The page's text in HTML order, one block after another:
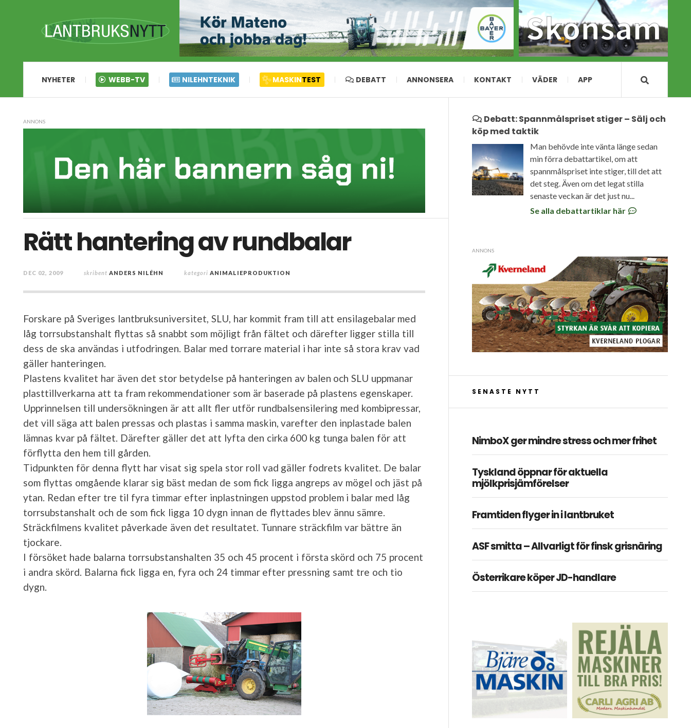
NYHETER WEBB-TV NILEHNTEKNIK MASKINTEST DEBATT ANNONSERA KONTAKT VÄDER APP
ANNONS
Rätt hantering av rundbalar
DEC 02, 2009 skribent ANDERS NILÉHN kategori ANIMALIEPRODUKTION
Forskare på Sveriges lantbruksuniversitet, SLU, har kommit fram till att ensilagebalar med
låg torrsubstanshalt flyttas så snabbt som möjligt från fältet och därefter ligger stilla till
dess de ska användas i utfodringen. Balar med torrare material i har inte så stora krav vad
gäller hanteringen.
Plastens kvalitet har även det stor betydelse på hanteringen av balen och SLU uppmanar
plasttillverkarna att ta fram rekommendationer som är baserade på plastens egenskaper.
Upprinnelsen till undersökningen är att allt fler utför rundbalsensilering med kombipressar,
det vill säga att balen pressas och plastas i samma maskin, varefter den inplastade balen
lämnas kvar på fältet. Därefter gäller det att lyfta den cirka 600 kg tunga balen för att
förflytta den hem till gården.
Tidpunkten för denna flytt har visat sig spela stor roll vad gäller fodrets kvalitet. De balar
som flyttas omgående klarar sig bäst medan de som fick ligga angreps av mögel och jäst på
ytan. Redan efter tre til fyra timmar efter inplastningen uppstod problem i balar med låg
torrsubstanshalt och de som fick ligga 10 dygn innan de flyttades blev ännu sämre.
Sträckfilmens kvalitet påverkade även det resultatet. Tunnare sträckfilm var bättre än
tjockare.
I försöket hade balarna torrsubstanshalten 35 och 45 procent i första skörd och 75 procent
i andra skörd. Balarna fick ligga en, fyra och 24 timmar efter pressning samt tre och tio
dygn.
Debatt: Spannmålspriset stiger – Sälj och
köp med taktik
Man behövde inte vänta länge sedan
min förra debattartikel, om att
spannmålspriset inte stiger, till det att
det steg. Även om det legat stilla
senaste veckan är det just nu...
Se alla debattartiklar här
ANNONS
SENASTE NYTT
NimboX ger mindre stress och mer frihet
Tyskland öppnar för aktuella
mjölkprisjämförelser
Framtiden flyger in i lantbruket
ASF smitta – Allvarligt för finsk grisnäring
Österrikare köper JD-handlare